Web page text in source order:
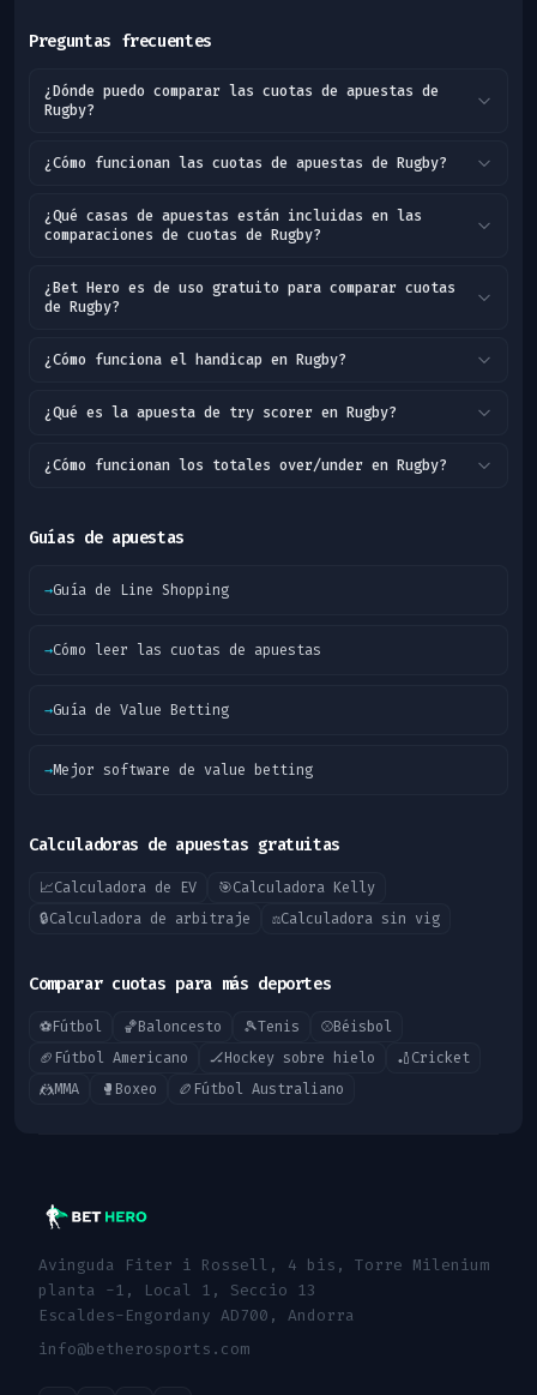
Preguntas frecuentes
¿Dónde puedo comparar las cuotas de apuestas de
Rugby?
¿Cómo funcionan las cuotas de apuestas de Rugby?
¿Qué casas de apuestas están incluidas en las
comparaciones de cuotas de Rugby?
¿Bet Hero es de uso gratuito para comparar cuotas
de Rugby?
¿Cómo funciona el handicap en Rugby?
¿Qué es la apuesta de try scorer en Rugby?
¿Cómo funcionan los totales over/under en Rugby?
Guías de apuestas
→Guía de Line Shopping
→Cómo leer las cuotas de apuestas
→Guía de Value Betting
→Mejor software de value betting
Calculadoras de apuestas gratuitas
📈Calculadora de EV 🎯Calculadora Kelly
🔒Calculadora de arbitraje ⚖️Calculadora sin vig
Comparar cuotas para más deportes
⚽Fútbol 🏀Baloncesto 🎾Tenis ⚾Béisbol
🏈 Fútbol Americano 🏒Hockey sobre hielo 🏏Cricket
🤼MMA 🥊 Boxeo 🏉 Fútbol Australiano
Avinguda Fiter i Rossell, 4 bis, Torre Milenium
planta -1, Local 1, Seccio 13
Escaldes-Engordany AD700, Andorra
info@betherosports.com